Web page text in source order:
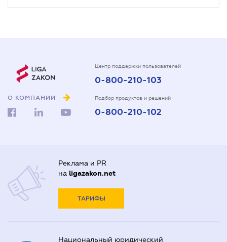
О КОМПАНИИ
Центр поддержки пользователей
0-800-210-103
Подбор продуктов и решений
0-800-210-102
Реклама и PR
на ligazakon.net
ТАРИФЫ
Национальный юридический